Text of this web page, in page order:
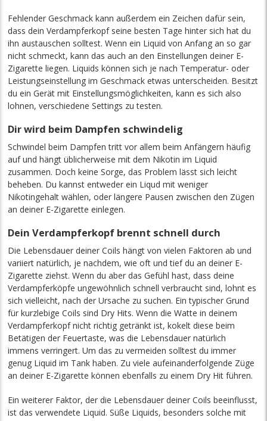
Fehlender Geschmack kann außerdem ein Zeichen dafür sein,
dass dein Verdampferkopf seine besten Tage hinter sich hat du
ihn austauschen solltest. Wenn ein Liquid von Anfang an so gar
nicht schmeckt, kann das auch an den Einstellungen deiner E-
Zigarette liegen. Liquids können sich je nach Temperatur- oder
Leistungseinstellung im Geschmack etwas unterscheiden. Besitzt
du ein Gerät mit Einstellungsmöglichkeiten, kann es sich also
lohnen, verschiedene Settings zu testen.
Dir wird beim Dampfen schwindelig
Schwindel beim Dampfen tritt vor allem beim Anfängern häufig
auf und hängt üblicherweise mit dem Nikotin im Liquid
zusammen. Doch keine Sorge, das Problem lässt sich leicht
beheben. Du kannst entweder ein Liqud mit weniger
Nikotingehalt wählen, oder längere Pausen zwischen den Zügen
an deiner E-Zigarette einlegen.
Dein Verdampferkopf brennt schnell durch
Die Lebensdauer deiner Coils hängt von vielen Faktoren ab und
variiert natürlich, je nachdem, wie oft und tief du an deiner E-
Zigarette ziehst. Wenn du aber das Gefühl hast, dass deine
Verdampferköpfe ungewöhnlich schnell verbraucht sind, lohnt es
sich vielleicht, nach der Ursache zu suchen. Ein typischer Grund
für kurzlebige Coils sind Dry Hits. Wenn die Watte in deinem
Verdampferkopf nicht richtig getränkt ist, kokelt diese beim
Betätigen der Feuertaste, was die Lebensdauer natürlich
immens verringert. Um das zu vermeiden solltest du immer
genug Liquid im Tank haben. Zu viele aufeinanderfolgende Züge
an deiner E-Zigarette können ebenfalls zu einem Dry Hit führen.
Ein weiterer Faktor, der die Lebensdauer deiner Coils beeinflusst,
ist das verwendete Liquid. Süße Liquids, besonders solche mit